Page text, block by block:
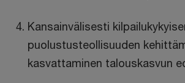
Kansainvälisesti
puolustusteollisuuden
kasvattaminen talouskasvun